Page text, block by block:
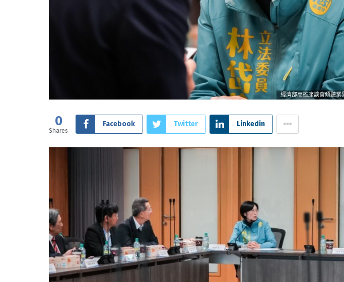
經濟部高雄座談會傾聽業
0
Shares
Facebook Twitter Linkedin